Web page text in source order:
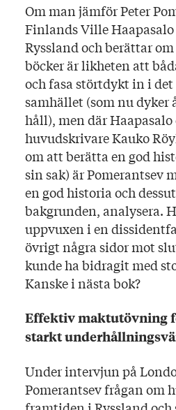
Om man jämför Peter
Finlands Ville
Ryssland och berättar
böcker är likheten att
och fasa störtdykt in i
samhället (som nu dyker
håll), men där Haapasalo
huvudskrivare Kauko
om att berätta en god
sin sak) är Pomerantsev
en god historia och
bakgrunden, analysera.
uppvuxen i en
övrigt några sidor mot
kunde ha bidragit med
Kanske i nästa bok?
Effektiv maktutövning
starkt
Under intervjun på
Pomerantsev frågan om